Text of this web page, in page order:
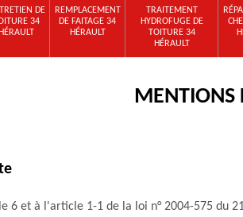
DE
34
HÉRAULT
REMPLACEMENT
DE FAITAGE 34
HÉRAULT
TRAITEMENT
HYDROFUGE DE
TOITURE 34
HÉRAULT
MENTIONS
6 et à l'article 1-1 de la loi n° 2004-575 du